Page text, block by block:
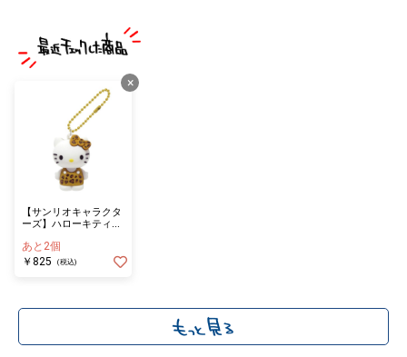
×
【サンリオキャラクタ
ーズ】ハローキティ
ズ） ＰＶＣマスコッ
ト ブラウン
あと2個
￥825
(税込)